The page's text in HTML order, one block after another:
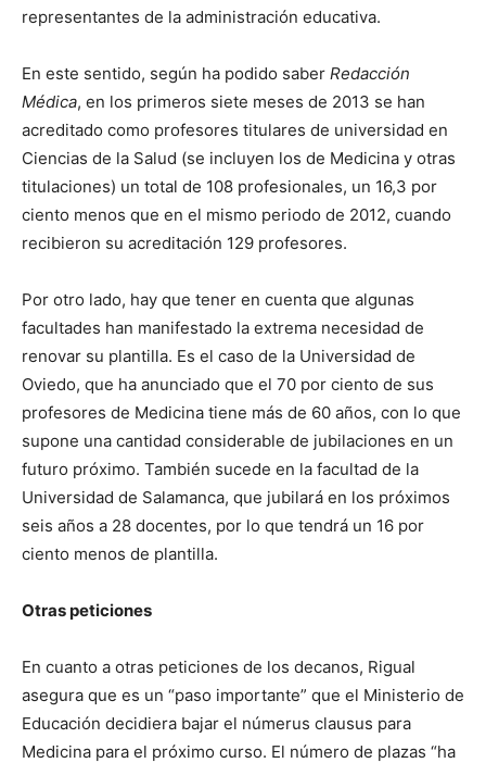
representantes de la administración educativa.
En este sentido, según ha podido saber Redacción
Médica, en los primeros siete meses de 2013 se han
acreditado como profesores titulares de universidad en
Ciencias de la Salud (se incluyen los de Medicina y otras
titulaciones) un total de 108 profesionales, un 16,3 por
ciento menos que en el mismo periodo de 2012, cuando
recibieron su acreditación 129 profesores.
Por otro lado, hay que tener en cuenta que algunas
facultades han manifestado la extrema necesidad de
renovar su plantilla. Es el caso de la Universidad de
Oviedo, que ha anunciado que el 70 por ciento de sus
profesores de Medicina tiene más de 60 años, con lo que
supone una cantidad considerable de jubilaciones en un
futuro próximo. También sucede en la facultad de la
Universidad de Salamanca, que jubilará en los próximos
seis años a 28 docentes, por lo que tendrá un 16 por
ciento menos de plantilla.
Otras peticiones
En cuanto a otras peticiones de los decanos, Rigual
asegura que es un “paso importante” que el Ministerio de
Educación decidiera bajar el númerus clausus para
Medicina para el próximo curso. El número de plazas “ha